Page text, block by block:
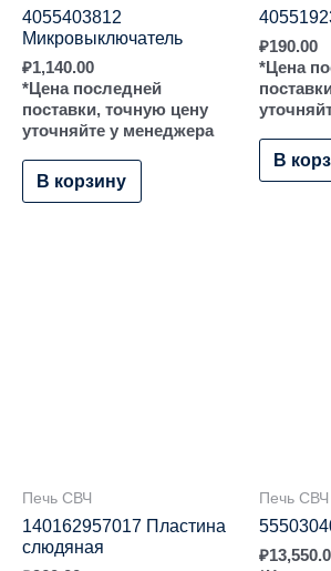
4055403812
Микровыключатель
₽1,140.00
*Цена последней
поставки, точную цену
уточняйте у менеджера
В корзину
₽190.00
*Цена
В
Печь СВЧ
140162957017 Пластина
слюдяная
Печь СВЧ
₽